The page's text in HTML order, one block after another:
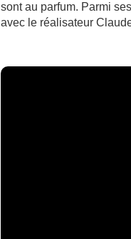
sont au parfum. Parmi
avec le réalisateur